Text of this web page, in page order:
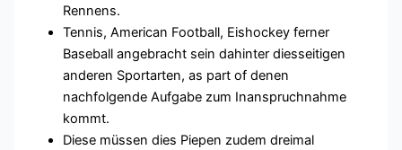
Rennens.
Tennis, American Football, Eishockey ferner
Baseball angebracht sein dahinter diesseitigen
anderen Sportarten, as part of denen
nachfolgende Aufgabe zum Inanspruchnahme
kommt.
Diese müssen dies Piepen zudem dreimal